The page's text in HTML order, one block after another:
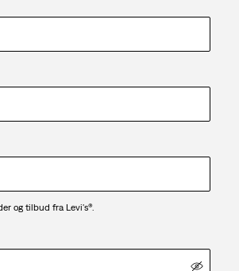
og tilbud fra Levi's®.